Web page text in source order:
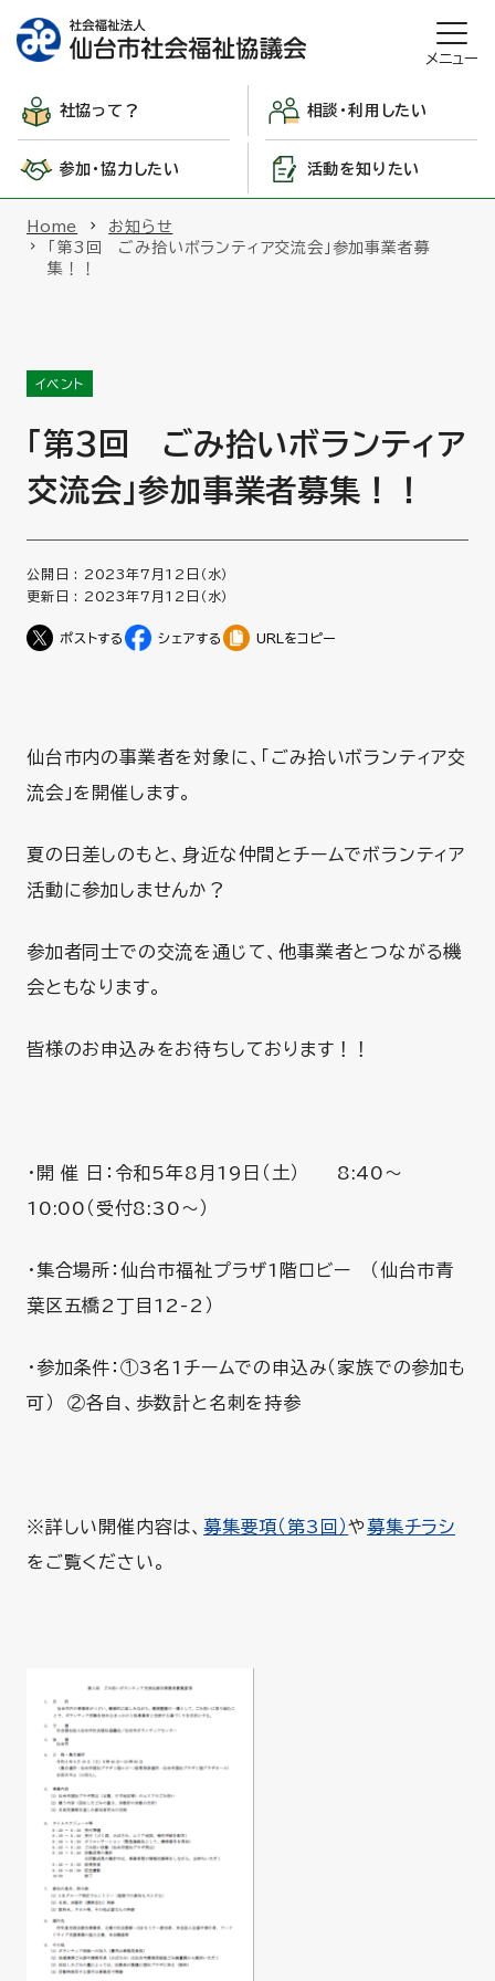
メニュー
社協って？ 相談・利用したい
参加・協力したい 活動を知りたい
Home
お知らせ
「第3回 ごみ拾いボランティア交流会」参加事業者募
集！！
イベント
「第3回 ごみ拾いボランティア
交流会」参加事業者募集！！
公開日 : 2023年7月12日（水）
更新日 : 2023年7月12日（水）
URLをコピー
仙台市内の事業者を対象に、「ごみ拾いボランティア交
流会」を開催します。
夏の日差しのもと、身近な仲間とチームでボランティア
活動に参加しませんか？
参加者同士での交流を通じて、他事業者とつながる機
会ともなります。
皆様のお申込みをお待ちしております！！
・開 催 日：令和5年8月19日（土） 8:40～
10:00（受付8:30～）
・集合場所：仙台市福祉プラザ1階ロビー （仙台市青
葉区五橋2丁目12-2）
・参加条件：①3名1チームでの申込み（家族での参加も
可） ②各自、歩数計と名刺を持参
※詳しい開催内容は、 募集要項（第3回）や募集チラシ
をご覧ください。